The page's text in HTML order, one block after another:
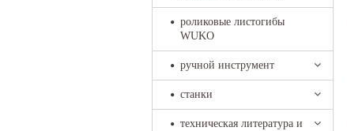
роликовые листогибы
WUKO
ручной инструмент
станки
техническая литература и